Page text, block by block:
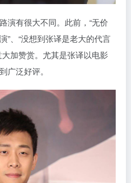
演有很大不同。此前，“无价
”、“没想到张译是老大的代言
加赞赏。尤其是张译以电影
广泛好评。